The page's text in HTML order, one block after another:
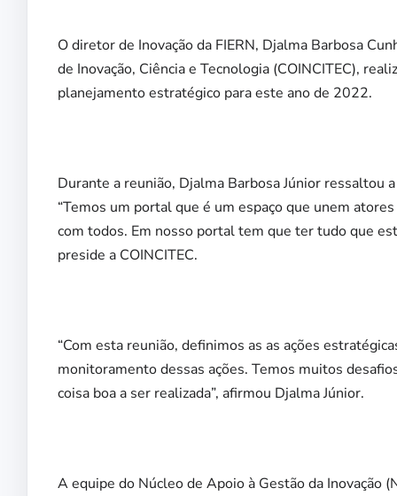
O diretor de Inovação da FIERN, Djalma Barbosa
de Inovação, Ciência e Tecnologia (COINCITEC),
planejamento estratégico para este ano de 2022.
Durante a reunião, Djalma Barbosa Júnior ressaltou
“Temos um portal que é um espaço que unem
com todos. Em nosso portal tem que ter tudo que
preside a COINCITEC.
“Com esta reunião, definimos as as ações
monitoramento dessas ações. Temos muitos
coisa boa a ser realizada”, afirmou Djalma Júnior.
A equipe do Núcleo de Apoio à Gestão da Inovação